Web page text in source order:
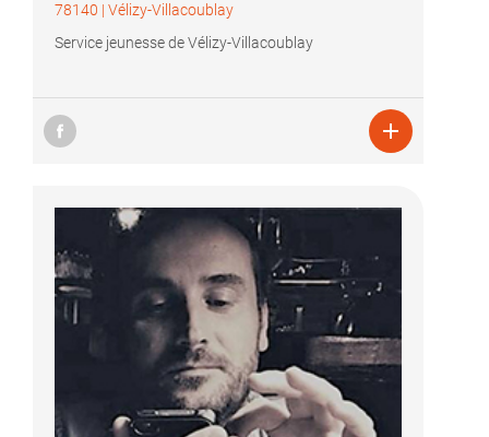
78140 | Vélizy-Villacoublay
Service jeunesse de Vélizy-Villacoublay
